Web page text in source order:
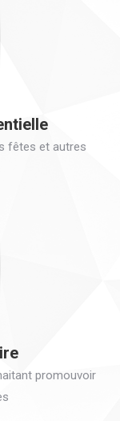
fêtes et autres
promouvoir